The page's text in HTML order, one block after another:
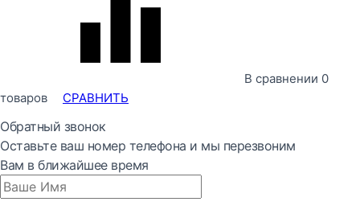
В сравнении 0
товаров
СРАВНИТЬ
Обратный звонок
Оставьте ваш номер телефона и мы перезвоним
Вам в ближайшее время